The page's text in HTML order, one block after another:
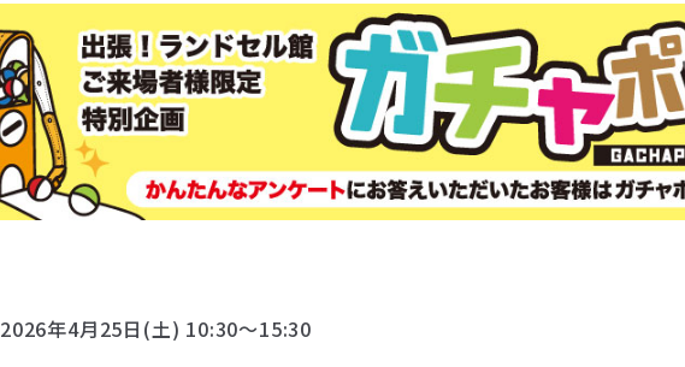
2026年4月25日(土) 10:30～15:30